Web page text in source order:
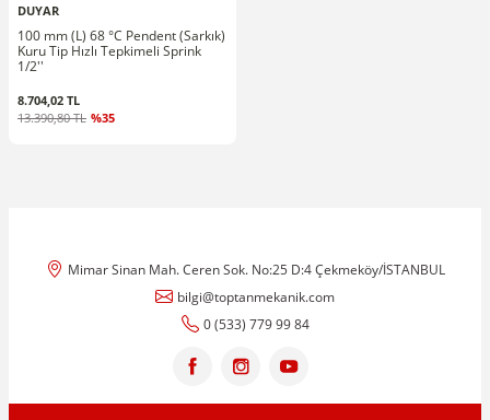
DUYAR
100 mm (L) 68 °C Pendent (Sarkık)
Kuru Tip Hızlı Tepkimeli Sprink
1/2''
8.704,02 TL
13.390,80 TL %35
Mimar Sinan Mah. Ceren Sok. No:25 D:4 Çekmeköy/İSTANBUL
bilgi@toptanmekanik.com
0 (533) 779 99 84